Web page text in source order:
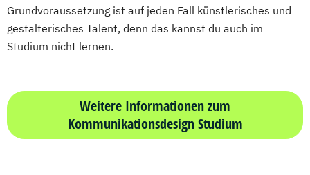
Grundvoraussetzung ist auf jeden Fall künstlerisches und
gestalterisches Talent, denn das kannst du auch im
Studium nicht lernen.
Weitere Informationen zum
Kommunikationsdesign Studium